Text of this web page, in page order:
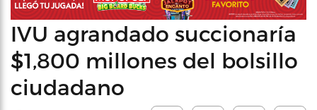
IVU agrandado succionaría
$1,800 millones del bolsillo
ciudadano